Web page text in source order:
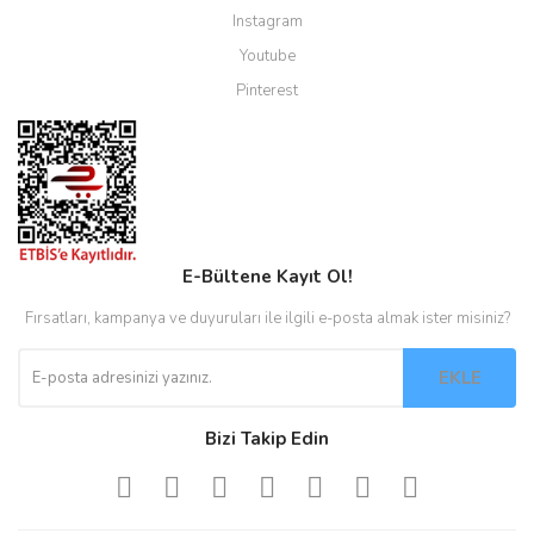
Instagram
Youtube
Pinterest
E-Bültene Kayıt Ol!
Fırsatları, kampanya ve duyuruları ile ilgili e-posta almak ister misiniz?
EKLE
Bizi Takip Edin